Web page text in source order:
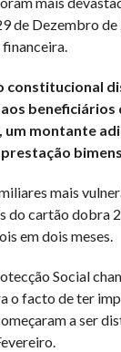
de Dezembro
constitucional
beneficiários
um montante
mais
do cartão dobra
em dois meses.
Social
o facto de ter
a ser